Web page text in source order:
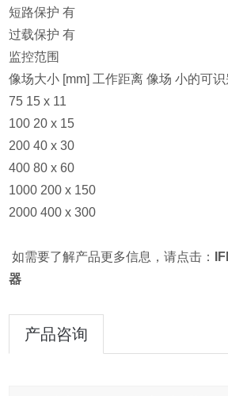
短路保护 有
过载保护 有
监控范围
像场大小 [mm] 工作距离 像场 小的可
75 15 x 11
100 20 x 15
200 40 x 30
400 80 x 60
1000 200 x 150
2000 400 x 300
如需要了解产品更多信息，请点击：
器
产品咨询